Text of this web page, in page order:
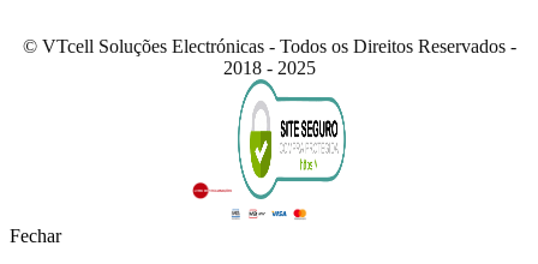
© VTcell Soluções Electrónicas - Todos os Direitos Reservados -
2018 - 2025
Fechar